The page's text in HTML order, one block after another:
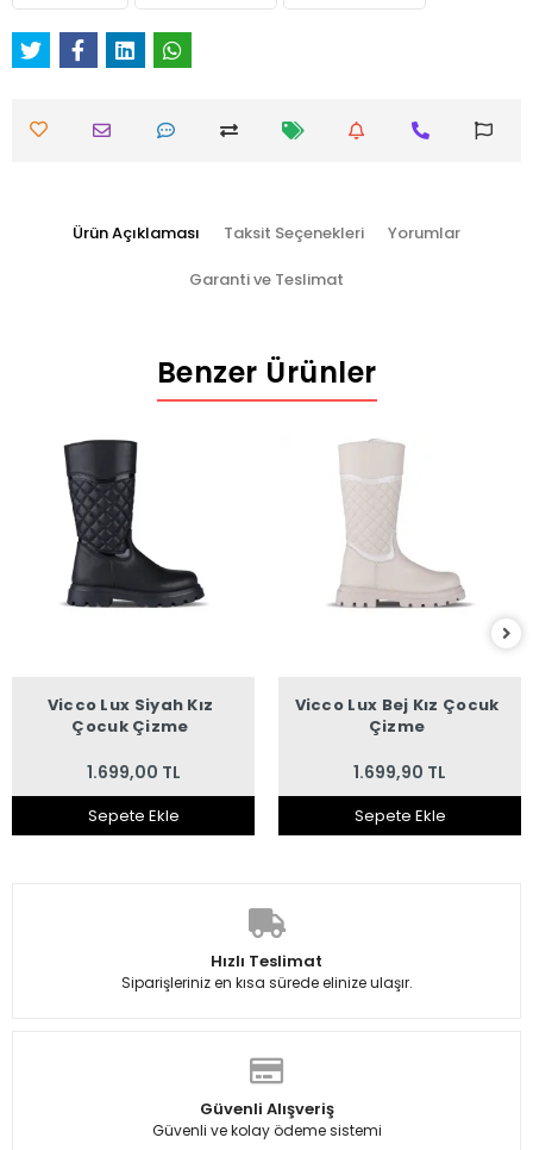
Ürün Açıklaması Taksit Seçenekleri Yorumlar
Garanti ve Teslimat
Benzer Ürünler
Vicco Lux Siyah Kız
Çocuk Çizme
1.699,00 TL
Sepete Ekle
Vicco Lux Bej Kız Çocuk
Çizme
1.699,90 TL
Sepete Ekle
Hızlı Teslimat
Siparişleriniz en kısa sürede elinize ulaşır.
Güvenli Alışveriş
Güvenli ve kolay ödeme sistemi